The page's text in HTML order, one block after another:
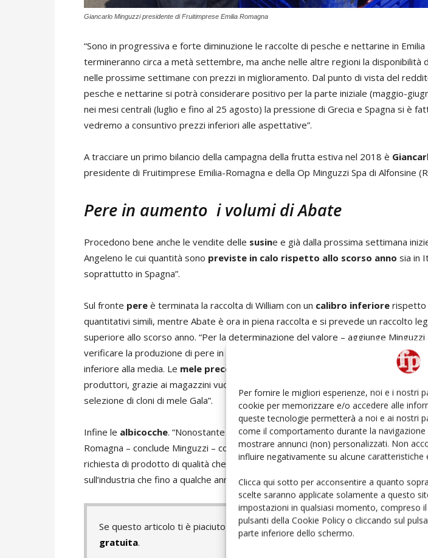
Per fornire le migliori esperienze, noi e i nostri
cookie per memorizzare e/o accedere alle
queste tecnologie permetterà a noi e ai nostri
come il comportamento durante la
mostrare annunci (non) personalizzati. Non
influire negativamente su alcune caratteristiche
Clicca qui sotto per acconsentire a quanto
scelte saranno applicate solamente a questo
impostazioni in qualsiasi momento, compreso
pulsanti della Cookie Policy o cliccando sul
parte inferiore dello schermo.
Giancarlo Minguzzi presidente di Fruitimprese Emilia Romagna
“Sono in progressiva e forte diminuzione le raccolte di pesche e nettarine in Emilia
termineranno circa a metà settembre, ma anche nelle altre regioni la disponibilità
nelle prossime settimane con prezzi in miglioramento. Dal punto di vista del
pesche e nettarine si potrà considerare positivo per la parte iniziale (maggio-
nei mesi centrali (luglio e fino al 25 agosto) la pressione di Grecia e Spagna si è
vedremo a consuntivo prezzi inferiori alle aspettative”.
A tracciare un primo bilancio della campagna della frutta estiva nel 2018 è
presidente di Fruitimprese Emilia-Romagna e della Op Minguzzi Spa di Alfonsine
Pere in aumento i volumi di Abate
Procedono bene anche le vendite delle susine e già dalla prossima settimana
Angeleno le cui quantità sono previste in calo rispetto allo scorso anno sia in
soprattutto in Spagna”.
Sul fronte pere è terminata la raccolta di William con un calibro inferiore rispetto
quantitativi simili, mentre Abate è ora in piena raccolta e si prevede un raccolto
superiore allo scorso anno. “Per la determinazione del valore – aggiunge
verificare la produzione di pere in Belgio e Olanda dove il raccolto dovrebbe
inferiore alla media. Le mele precoci
già raccolte in Emilia Romagna stanno dando
produttori, grazie ai magazzini vuoti lasciati dalla scorsa stagione e complice anche
selezione di cloni di mele Gala”.
Infine le albicocche. “Nonostante una produzione inferiore allo scorso anno
Romagna – conclude Minguzzi – continua da parte dei clienti sia in Italia ma anche
richiesta di prodotto di qualità che non sempre sappiamo offrire. E non si può più
sull’industria che fino a qualche anno fa differenziava e valorizzava il prezzo
Se questo articolo ti è piaciuto e vuoi rimanere sempre informatoiscriviti
gratuita.